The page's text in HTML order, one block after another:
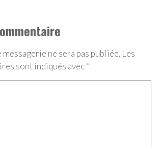
ne sera pas publiée. Les
sont indiqués avec*